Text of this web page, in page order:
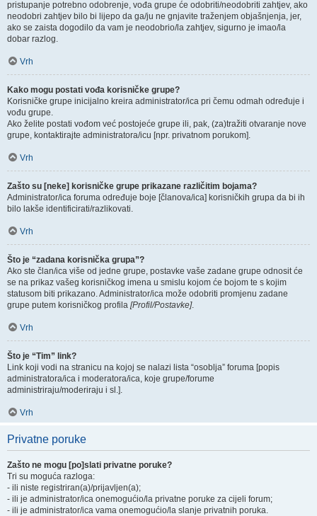
pristupanje potrebno odobrenje, vođa grupe će odobriti/neodobriti zahtjev, ako
neodobri zahtjev bilo bi lijepo da ga/ju ne gnjavite traženjem objašnjenja, jer,
ako se zaista dogodilo da vam je neodobrio/la zahtjev, sigurno je imao/la
dobar razlog.
Vrh
Kako mogu postati vođa korisničke grupe?
Korisničke grupe inicijalno kreira administrator/ica pri čemu odmah određuje i
vođu grupe.
Ako želite postati vođom već postojeće grupe ili, pak, (za)tražiti otvaranje nove
grupe, kontaktirajte administratora/icu [npr. privatnom porukom].
Vrh
Zašto su [neke] korisničke grupe prikazane različitim bojama?
Administrator/ica foruma određuje boje [članova/ica] korisničkih grupa da bi ih
bilo lakše identificirati/razlikovati.
Vrh
Što je “zadana korisnička grupa”?
Ako ste član/ica više od jedne grupe, postavke vaše zadane grupe odnosit će
se na prikaz vašeg korisničkog imena u smislu kojom će bojom te s kojim
statusom biti prikazano. Administrator/ica može odobriti promjenu zadane
grupe putem korisničkog profila [Profil/Postavke].
Vrh
Što je “Tim” link?
Link koji vodi na stranicu na kojoj se nalazi lista “osoblja” foruma [popis
administratora/ica i moderatora/ica, koje grupe/forume
administriraju/moderiraju i sl.].
Vrh
Privatne poruke
Zašto ne mogu [po]slati privatne poruke?
Tri su moguća razloga:
- ili niste registriran(a)/prijavljen(a);
- ili je administrator/ica onemogućio/la privatne poruke za cijeli forum;
- ili je administrator/ica vama onemogućio/la slanje privatnih poruka.